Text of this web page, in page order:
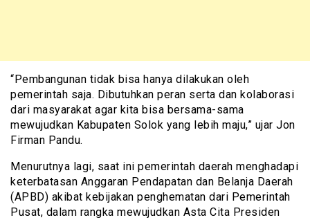
“Pembangunan tidak bisa hanya dilakukan oleh
pemerintah saja. Dibutuhkan peran serta dan kolaborasi
dari masyarakat agar kita bisa bersama-sama
mewujudkan Kabupaten Solok yang lebih maju,” ujar Jon
Firman Pandu.
Menurutnya lagi, saat ini pemerintah daerah menghadapi
keterbatasan Anggaran Pendapatan dan Belanja Daerah
(APBD) akibat kebijakan penghematan dari Pemerintah
Pusat, dalam rangka mewujudkan Asta Cita Presiden